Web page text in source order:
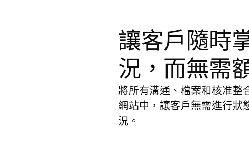
讓客戶隨時
況，而無需
將所有溝通、檔案和核准整
網站中，讓客戶無需進行狀
況。